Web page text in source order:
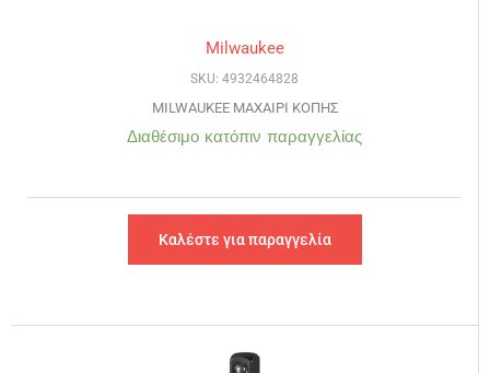
Milwaukee
SKU: 4932464828
MILWAUKEE ΜΑΧΑΙΡΙ ΚΟΠΗΣ
Διαθέσιμο κατόπιν παραγγελίας
Καλέστε για παραγγελία